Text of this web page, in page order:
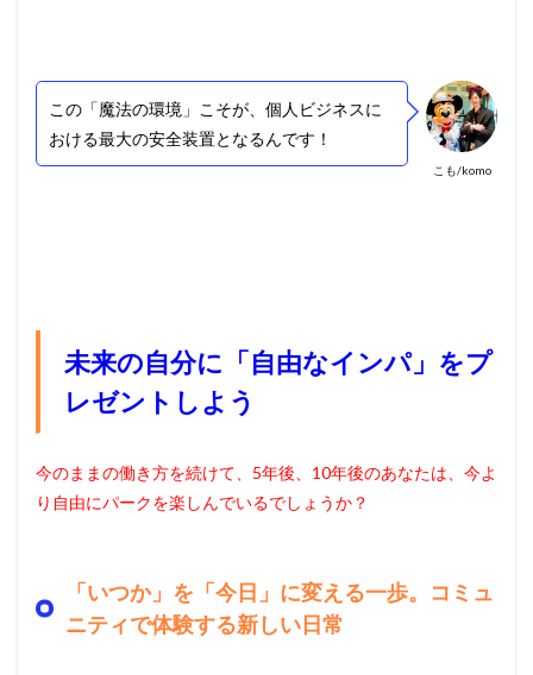
こも/komo
この「魔法の環境」こそが、個人ビジネスに
おける最大の安全装置となるんです！
未来の自分に「自由なインパ」をプ
レゼントしよう
今のままの働き方を続けて、5年後、10年後のあなたは、今よ
り自由にパークを楽しんでいるでしょうか？
「いつか」を「今日」に変える一歩。コミュ
ニティで体験する新しい日常